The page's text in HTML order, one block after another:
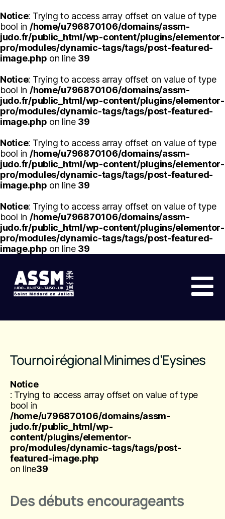
Notice: Trying to access array offset on value of type
bool in /home/u796870106/domains/assm-
judo.fr/public_html/wp-content/plugins/elementor-
pro/modules/dynamic-tags/tags/post-featured-
image.php on line 39
Notice: Trying to access array offset on value of type
bool in /home/u796870106/domains/assm-
judo.fr/public_html/wp-content/plugins/elementor-
pro/modules/dynamic-tags/tags/post-featured-
image.php on line 39
Notice: Trying to access array offset on value of type
bool in /home/u796870106/domains/assm-
judo.fr/public_html/wp-content/plugins/elementor-
pro/modules/dynamic-tags/tags/post-featured-
image.php on line 39
Notice: Trying to access array offset on value of type
bool in /home/u796870106/domains/assm-
judo.fr/public_html/wp-content/plugins/elementor-
pro/modules/dynamic-tags/tags/post-featured-
image.php on line 39
Tournoi régional Minimes d’Eysines
Notice
: Trying to access array offset on value of type
bool in
/home/u796870106/domains/assm-
judo.fr/public_html/wp-
content/plugins/elementor-
pro/modules/dynamic-tags/tags/post-
featured-image.php
on line39
Des débuts encourageants